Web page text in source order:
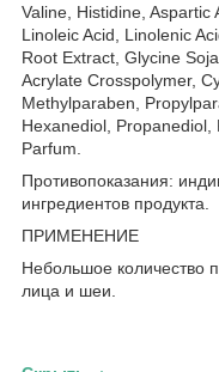
Valine, Histidine, Aspartic
Linoleic Acid, Linolenic
Root Extract, Glycine
Acrylate Crosspolymer,
Methylparaben,
Hexanediol, Propanediol,
Parfum.
Противопоказания:
ингредиентов продукта.
ПРИМЕНЕНИЕ
Небольшое количество
лица и шеи.